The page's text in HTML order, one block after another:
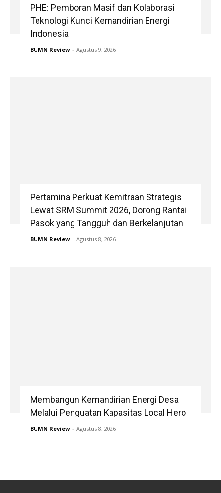
PHE: Pemboran Masif dan Kolaborasi
Teknologi Kunci Kemandirian Energi
Indonesia
BUMN Review - Agustus 9, 2026
Pertamina Perkuat Kemitraan Strategis
Lewat SRM Summit 2026, Dorong Rantai
Pasok yang Tangguh dan Berkelanjutan
BUMN Review - Agustus 8, 2026
Membangun Kemandirian Energi Desa
Melalui Penguatan Kapasitas Local Hero
BUMN Review - Agustus 8, 2026